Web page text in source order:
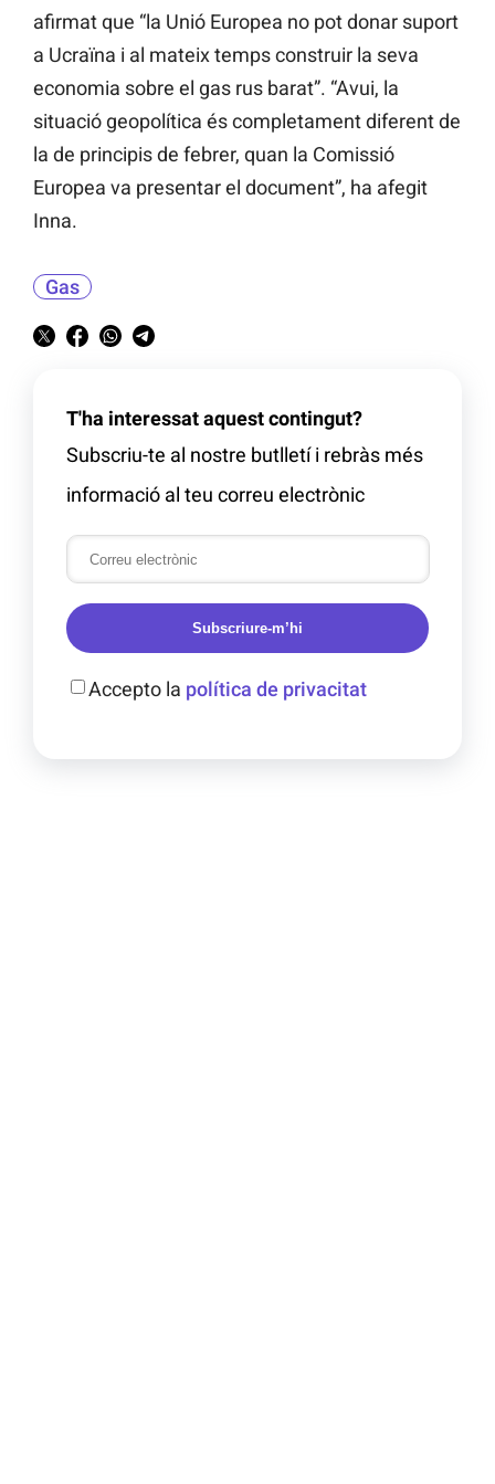
afirmat que “la Unió Europea no pot donar suport
a Ucraïna i al mateix temps construir la seva
economia sobre el gas rus barat”. “Avui, la
situació geopolítica és completament diferent de
la de principis de febrer, quan la Comissió
Europea va presentar el document”, ha afegit
Inna.
Gas
T'ha interessat aquest contingut?
Subscriu-te al nostre butlletí i rebràs més
informació al teu correu electrònic
Subscriure-m’hi
Accepto la política de privacitat